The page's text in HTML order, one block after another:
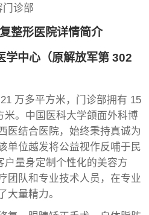
门诊部
整形医院详情简介
学中心（原解放军第 302
万多平方米，门诊部拥有 15
米。中国医科大学颌面外科博
医结合医院，始终秉持真诚为
单位越发将公益视作反哺于民
户量身定制个性化的美容方
团队和专业技术人员，在专业
大量精力。